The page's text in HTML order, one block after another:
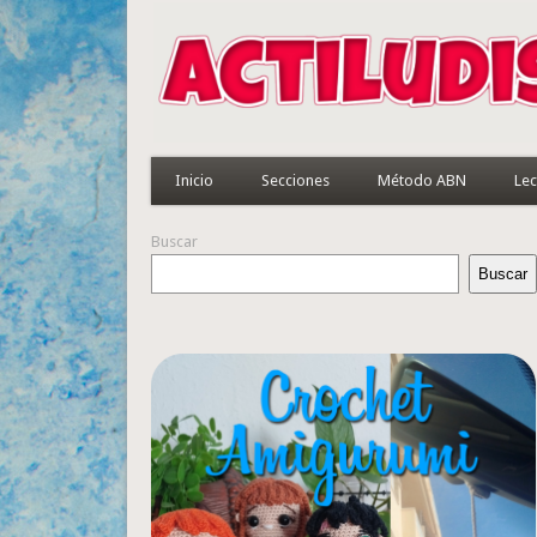
Inicio Secciones Método ABN
Buscar
Buscar